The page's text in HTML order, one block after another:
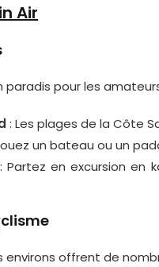
Air
paradis pour les
: Les plages de la Côte
un bateau ou un
en excursion en
environs offrent de